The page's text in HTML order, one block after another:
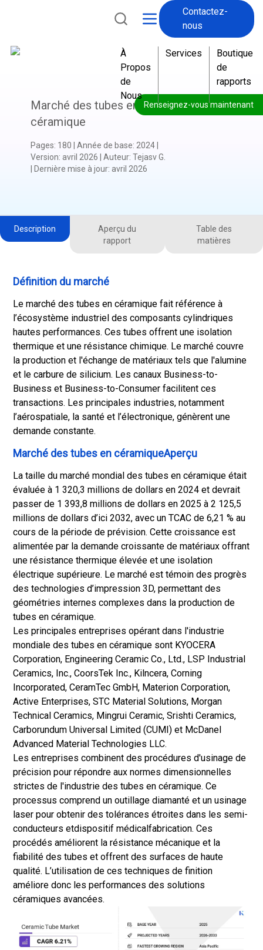
Contactez-
nous
À
Propos
de
Nous
Services
Boutique
de
rapports
Renseignez-vous maintenant
Marché des tubes en
céramique
Pages: 180 Année de base: 2024
Version: avril 2026 Auteur: Tejasv G.
Dernière mise à jour: avril 2026
Description
Aperçu du
rapport
Table des
matières
Définition du marché
Le marché des tubes en céramique fait référence à
l’écosystème industriel des composants cylindriques
hautes performances. Ces tubes offrent une isolation
thermique et une résistance chimique. Le marché couvre
la production et l'échange de matériaux tels que l'alumine
et le carbure de silicium. Les canaux Business-to-
Business et Business-to-Consumer facilitent ces
transactions. Les principales industries, notamment
l’aérospatiale, la santé et l’électronique, génèrent une
demande constante.
Marché des tubes en céramiqueAperçu
La taille du marché mondial des tubes en céramique était
évaluée à 1 320,3 millions de dollars en 2024 et devrait
passer de 1 393,8 millions de dollars en 2025 à 2 125,5
millions de dollars d’ici 2032, avec un TCAC de 6,21 % au
cours de la période de prévision. Cette croissance est
alimentée par la demande croissante de matériaux offrant
une résistance thermique élevée et une isolation
électrique supérieure. Le marché est témoin des progrès
des technologies d’impression 3D, permettant des
géométries internes complexes dans la production de
tubes en céramique.
Les principales entreprises opérant dans l'industrie
mondiale des tubes en céramique sont KYOCERA
Corporation, Engineering Ceramic Co., Ltd., LSP Industrial
Ceramics, Inc., CoorsTek Inc., Kilncera, Corning
Incorporated, CeramTec GmbH, Materion Corporation,
Active Enterprises, STC Material Solutions, Morgan
Technical Ceramics, Mingrui Ceramic, Srishti Ceramics,
Carborundum Universal Limited (CUMI) et McDanel
Advanced Material Technologies LLC.
Les entreprises combinent des procédures d'usinage de
précision pour répondre aux normes dimensionnelles
strictes de l'industrie des tubes en céramique. Ce
processus comprend un outillage diamanté et un usinage
laser pour obtenir des tolérances étroites dans les semi-
conducteurs etdispositif médicalfabrication. Ces
procédés améliorent la résistance mécanique et la
fiabilité des tubes et offrent des surfaces de haute
qualité. L’utilisation de ces techniques de finition
améliore donc les performances des solutions
céramiques avancées.